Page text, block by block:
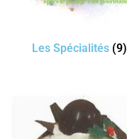
Les Spécialités (9)